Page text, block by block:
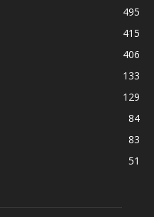
495
415
406
133
129
84
83
51